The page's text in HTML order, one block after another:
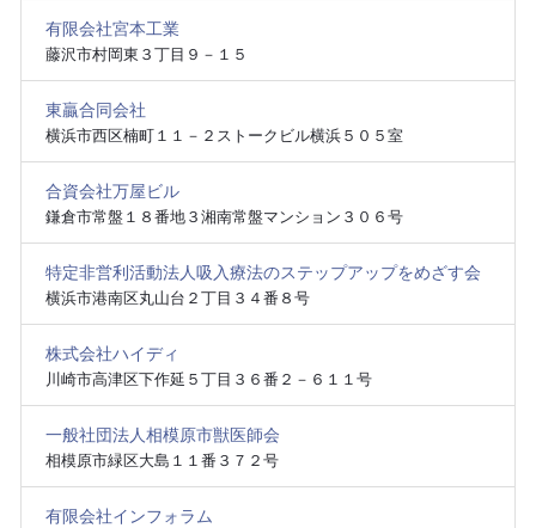
有限会社宮本工業
藤沢市村岡東３丁目９－１５
東贏合同会社
横浜市西区楠町１１－２ストークビル横浜５０５室
合資会社万屋ビル
鎌倉市常盤１８番地３湘南常盤マンション３０６号
特定非営利活動法人吸入療法のステップアップをめざす会
横浜市港南区丸山台２丁目３４番８号
株式会社ハイディ
川崎市高津区下作延５丁目３６番２－６１１号
一般社団法人相模原市獣医師会
相模原市緑区大島１１番３７２号
有限会社インフォラム